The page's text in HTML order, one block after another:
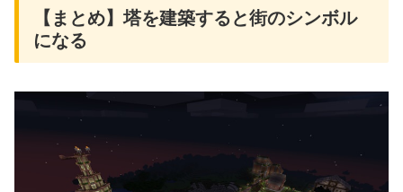
【まとめ】塔を建築すると街のシンボル
になる